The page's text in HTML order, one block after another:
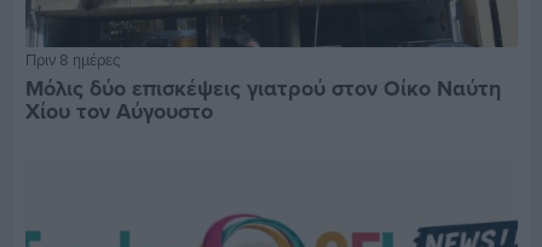
Πριν 8 ημέρες
Μόλις δύο επισκέψεις γιατρού στον Οίκο Ναύτη
Χίου τον Αύγουστο